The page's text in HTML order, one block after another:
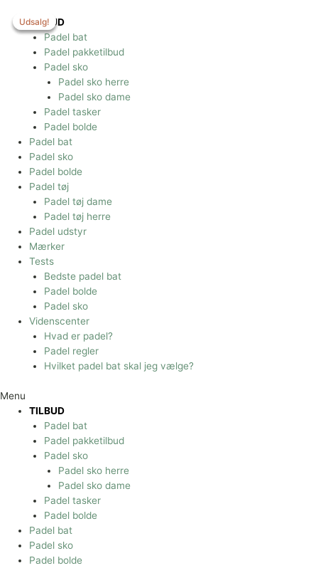
indholdet
TILBUD
Padel bat
Padel pakketilbud
Padel sko
Padel sko herre
Padel sko dame
Padel tasker
Padel bolde
Padel bat
Padel sko
Padel bolde
Padel tøj
Padel tøj dame
Padel tøj herre
Padel udstyr
Mærker
Tests
Bedste padel bat
Padel bolde
Padel sko
Videnscenter
Hvad er padel?
Padel regler
Hvilket padel bat skal jeg vælge?
Menu
TILBUD
Padel bat
Padel pakketilbud
Padel sko
Padel sko herre
Padel sko dame
Padel tasker
Padel bolde
Padel bat
Padel sko
Padel bolde
Udsalg!
Udsalg!
Udsalg!